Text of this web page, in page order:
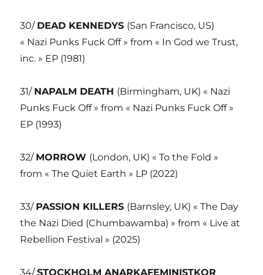
30/ DEAD KENNEDYS (San Francisco, US)
« Nazi Punks Fuck Off » from « In God we Trust,
inc. » EP (1981)
31/ NAPALM DEATH (Birmingham, UK) « Nazi
Punks Fuck Off » from « Nazi Punks Fuck Off »
EP (1993)
32/ MORROW (London, UK) « To the Fold »
from « The Quiet Earth » LP (2022)
33/ PASSION KILLERS (Barnsley, UK) « The Day
the Nazi Died (Chumbawamba) » from « Live at
Rebellion Festival » (2025)
34/STOCKHOLM ANARKAFEMINISTKOR